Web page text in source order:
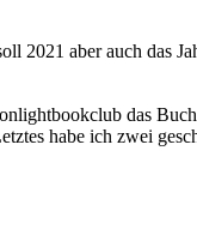
2021 aber auch das
das
habe ich zwei